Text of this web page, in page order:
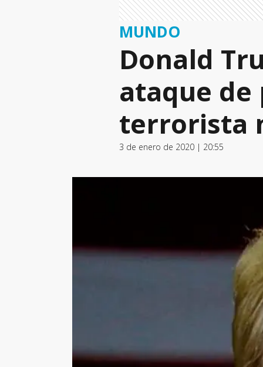
MUNDO
Donald
ataque
terrorista
3 de enero de 2020 | 20:55